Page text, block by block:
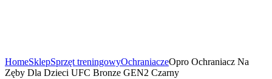
HomeSklepSprzęt treningowyOchraniaczeOpro Ochraniacz Na
Zęby Dla Dzieci UFC Bronze GEN2 Czarny